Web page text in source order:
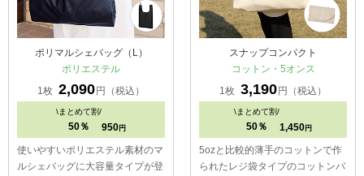
ポリマルシェバッグ（L）
ポリエステル
1枚 2,090 円（税込）
\まとめて割/
50％ 950 円
使いやすいポリエステル素材のマ
ルシェバッグに大容量タイプが登
スナップコンパクト
コットン・5オンス
1枚 3,190 円（税込）
\まとめて割/
50％ 1,450 円
5ozと比較的薄手のコットンで作
られたレジ袋タイプのコットンバ